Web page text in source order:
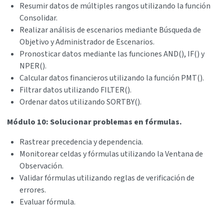
Resumir datos de múltiples rangos utilizando la función
Consolidar.
Realizar análisis de escenarios mediante Búsqueda de
Objetivo y Administrador de Escenarios.
Pronosticar datos mediante las funciones AND(), IF() y
NPER().
Calcular datos financieros utilizando la función PMT().
Filtrar datos utilizando FILTER().
Ordenar datos utilizando SORTBY().
Módulo 10: Solucionar problemas en fórmulas.
Rastrear precedencia y dependencia.
Monitorear celdas y fórmulas utilizando la Ventana de
Observación.
Validar fórmulas utilizando reglas de verificación de
errores.
Evaluar fórmula.